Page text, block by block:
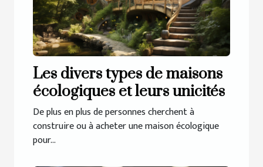
Les divers types de maisons
écologiques et leurs unicités
De plus en plus de personnes cherchent à
construire ou à acheter une maison écologique
pour...